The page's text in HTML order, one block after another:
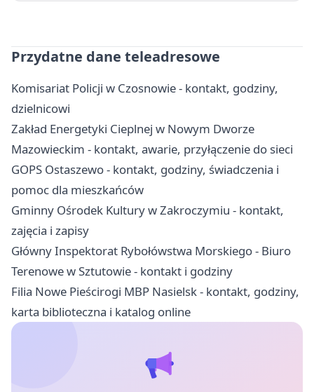
Przydatne dane teleadresowe
Komisariat Policji w Czosnowie - kontakt, godziny,
dzielnicowi
Zakład Energetyki Cieplnej w Nowym Dworze
Mazowieckim - kontakt, awarie, przyłączenie do sieci
GOPS Ostaszewo - kontakt, godziny, świadczenia i
pomoc dla mieszkańców
Gminny Ośrodek Kultury w Zakroczymiu - kontakt,
zajęcia i zapisy
Główny Inspektorat Rybołówstwa Morskiego - Biuro
Terenowe w Sztutowie - kontakt i godziny
Filia Nowe Pieścirogi MBP Nasielsk - kontakt, godziny,
karta biblioteczna i katalog online